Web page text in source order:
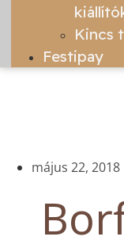
Kincs
Festipay
május 22, 2018